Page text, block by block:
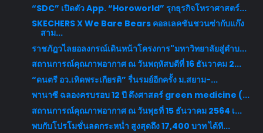
“SDC” เปิดตัว App. “Horoworld” รุกธุรกิจโหราศาสตร์...
SKECHERS X We Bare Bears คอลเลคชันชวนซ่ากับแก๊ง
สาม...
ราชภัฎวไลยอลงกรณ์เดินหน้าโครงการ"มหาวิทยาลัยสู่ตำบ...
สถานการณ์คุณภาพอากาศ ณ วันพฤหัสบดีที่ 16 ธันวาคม 2...
“ดนตรี อว.เทิดพระเกียรติ” รื่นรมย์อีกครั้ง ม.สยาม-...
พานาซี ฉลองครบรอบ 12 ปี ดึงศาสตร์ green medicine (...
สถานการณ์คุณภาพอากาศ ณ วันพุธที่ 15 ธันวาคม 2564 เ...
พบกับโปรโมชั่นลดกระหน่ำ สูงสุดถึง 17,400 บาท ได้ที...